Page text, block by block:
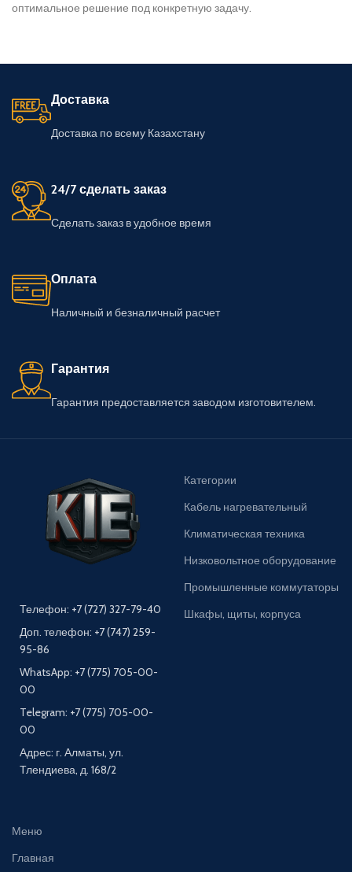
оптимальное решение под конкретную задачу.
Доставка
Доставка по всему Казахстану
24/7 сделать заказ
Сделать заказ в удобное время
Оплата
Наличный и безналичный расчет
Гарантия
Гарантия предоставляется заводом изготовителем.
Телефон: +7 (727) 327-79-40
Доп. телефон: +7 (747) 259-
95-86
WhatsApp: +7 (775) 705-00-
00
Telegram: +7 (775) 705-00-
00
Адрес: г. Алматы, ул.
Тлендиева, д. 168/2
Категории
Кабель нагревательный
Климатическая техника
Низковольтное оборудование
Промышленные коммутаторы
Шкафы, щиты, корпуса
Меню
Главная